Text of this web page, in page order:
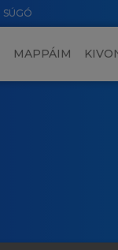
SÚGÓ
MAPPÁIM